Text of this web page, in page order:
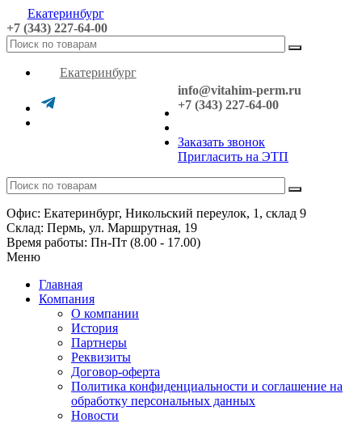
Екатеринбург
+7 (343) 227-64-00
Екатеринбург
info@vitahim-perm.ru
+7 (343) 227-64-00
Заказать звонок
Пригласить на ЭТП
Офис: Екатеринбург, Никольский переулок, 1, склад 9
Склад: Пермь, ул. Маршрутная, 19
Время работы: Пн-Пт (8.00 - 17.00)
Меню
Главная
Компания
О компании
История
Партнеры
Реквизиты
Договор-оферта
Политика конфиденциальности и соглашение на
обработку персональных данных
Новости